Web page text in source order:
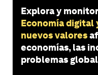
Explora y
Economía digital
nuevos valores
economías, las
problemas